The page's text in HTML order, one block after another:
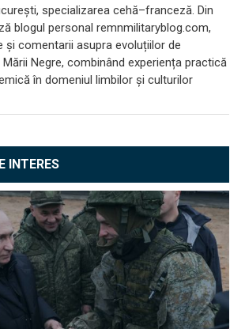
specializarea cehă–franceză. Din
blogul personal remnmilitaryblog.com,
și comentarii asupra evoluțiilor de
Negre, combinând experiența practică
în domeniul limbilor și culturilor
INTERES